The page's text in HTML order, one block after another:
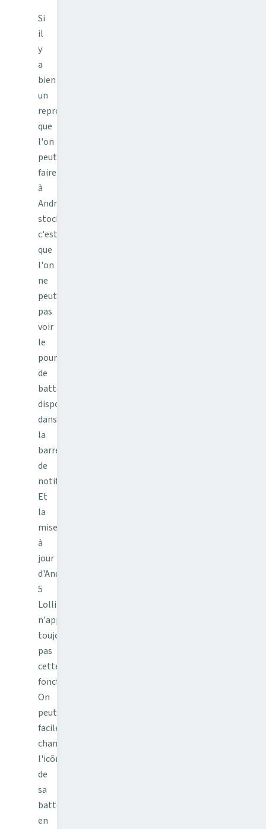
Si
il
y
a
bien
un
reproche
que
l'on
peut
faire
à
Android
stock
c'est
que
l'on
ne
peut
pas
voir
le
pourcentage
de
batterie
disponible
dans
la
barre
de
notifications.
Et
la
mise
à
jour
d'Android
5
Lollipop
n'apporte
toujours
pas
cette
fonctionnalité.
On
peut
facilement
changer
l'icône
de
sa
batterie
en